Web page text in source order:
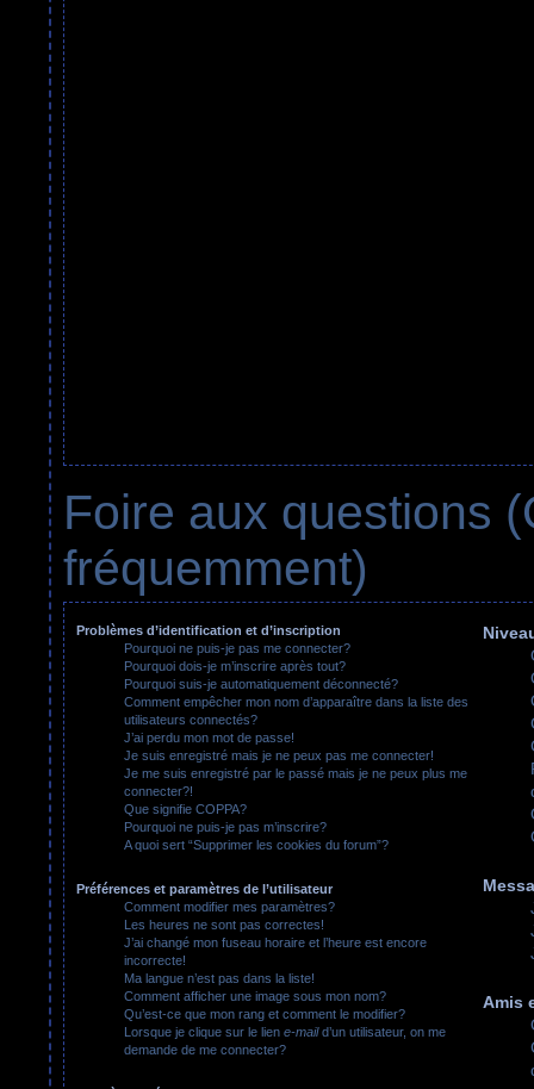
Foire aux questions
fréquemment)
Problèmes d’identification et d’inscription
Pourquoi ne puis-je pas me connecter?
Pourquoi dois-je m’inscrire après tout?
Pourquoi suis-je automatiquement déconnecté?
Comment empêcher mon nom d’apparaître dans la liste des
utilisateurs connectés?
J’ai perdu mon mot de passe!
Je suis enregistré mais je ne peux pas me connecter!
Je me suis enregistré par le passé mais je ne peux plus me
connecter?!
Que signifie COPPA?
Pourquoi ne puis-je pas m’inscrire?
A quoi sert “Supprimer les cookies du forum”?
Préférences et paramètres de l’utilisateur
Comment modifier mes paramètres?
Les heures ne sont pas correctes!
J’ai changé mon fuseau horaire et l’heure est encore
incorrecte!
Ma langue n’est pas dans la liste!
Comment afficher une image sous mon nom?
Qu’est-ce que mon rang et comment le modifier?
Lorsque je clique sur le lien e-maild’un utilisateur, on me
demande de me connecter?
Amis